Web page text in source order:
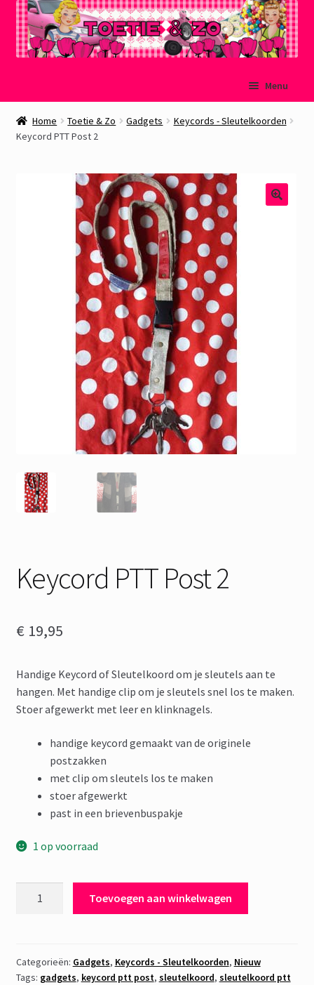
naar
navigatie
de
inhoud
Menu
Welkom
Winkelmand
Over Toetie & Zo
Home Toetie & Zo Gadgets
Keycords - Sleutelkoorden
Keycord PTT Post 2
Keycord PTT Post 2
€ 19,95
Handige Keycord of Sleutelkoord om je sleutels aan te
hangen. Met handige clip om je sleutels snel los te maken.
Stoer afgewerkt met leer en klinknagels.
handige keycord gemaakt van de originele
postzakken
met clip om sleutels los te maken
stoer afgewerkt
past in een brievenbuspakje
1 op voorraad
aantal
Toevoegen aan winkelwagen
Categorieën: Gadgets, Keycords - Sleutelkoorden, Nieuw
Tags: gadgets, keycord ptt post, sleutelkoord, sleutelkoord ptt